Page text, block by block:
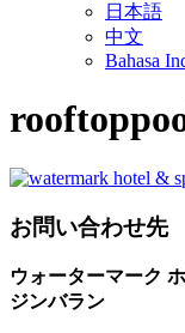
日本語
中文
Bahasa
お問い合わせ先
ウォーターマーク
ジンバラン